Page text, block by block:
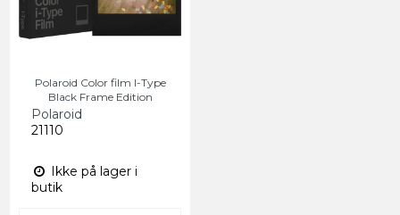
Polaroid Color film I-Type
Black Frame Edition
Polaroid
21110
Ikke på lager i
butik